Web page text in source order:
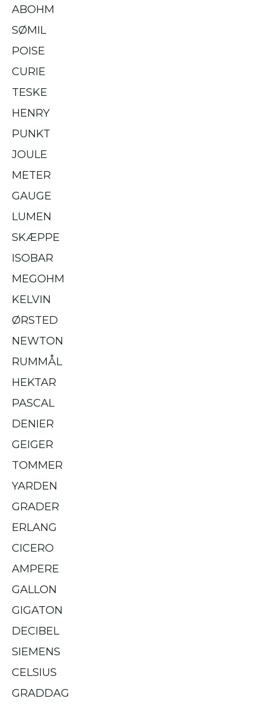
ABOHM
SØMIL
POISE
CURIE
TESKE
HENRY
PUNKT
JOULE
METER
GAUGE
LUMEN
SKÆPPE
ISOBAR
MEGOHM
KELVIN
ØRSTED
NEWTON
RUMMÅL
HEKTAR
PASCAL
DENIER
GEIGER
TOMMER
YARDEN
GRADER
ERLANG
CICERO
AMPERE
GALLON
GIGATON
DECIBEL
SIEMENS
CELSIUS
GRADDAG